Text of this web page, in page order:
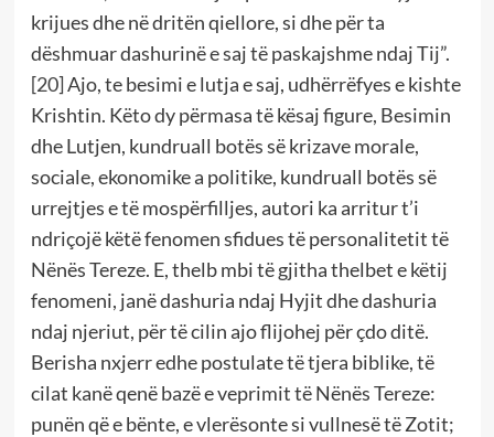
krijues dhe në dritën qiellore, si dhe për ta
dëshmuar dashurinë e saj të paskajshme ndaj Tij”.
[20]Ajo, te besimi e lutja e saj, udhërrëfyes e kishte
Krishtin. Këto dy përmasa të kësaj figure, Besimin
dhe Lutjen, kundruall botës së krizave morale,
sociale, ekonomike a politike, kundruall botës së
urrejtjes e të mospërfilljes, autori ka arritur t’i
ndriçojë këtë fenomen sfidues të personalitetit të
Nënës Tereze. E, thelb mbi të gjitha thelbet e këtij
fenomeni, janë dashuria ndaj Hyjit dhe dashuria
ndaj njeriut, për të cilin ajo flijohej për çdo ditë.
Berisha nxjerr edhe postulate të tjera biblike, të
cilat kanë qenë bazë e veprimit të Nënës Tereze:
punën që e bënte, e vlerësonte si vullnesë të Zotit;